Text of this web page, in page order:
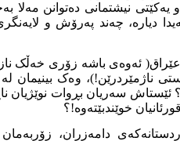
کۆمەڵە و یەکێتی نیشتمانی دەتوانن
دیارە، چەند پەرۆش و
ئەوەی باشە زۆری خەڵک
ناژمێردرێن!)، وەک بینیمان
ئێستاش سەریان بڕوات
خوێندبێتەوە!؟
دامەزران، زۆربەمان